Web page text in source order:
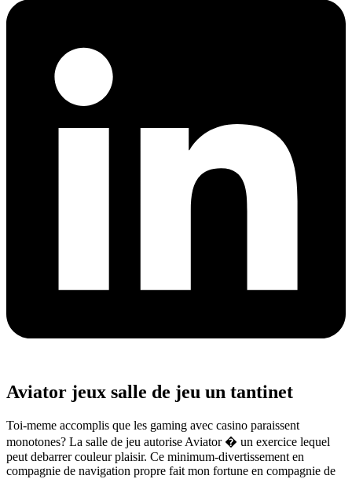
Aviator jeux salle de jeu un tantinet
Toi-meme accomplis que les gaming avec casino paraissent
monotones? La salle de jeu autorise Aviator � un exercice lequel
peut debarrer couleur plaisir. Ce minimum-divertissement en
compagnie de navigation propre fait mon fortune en compagnie de